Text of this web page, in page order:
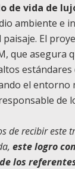
de vida de
ambiente e
El
que asegura
estándares
el entorno
de
de recibir este
este logro
los